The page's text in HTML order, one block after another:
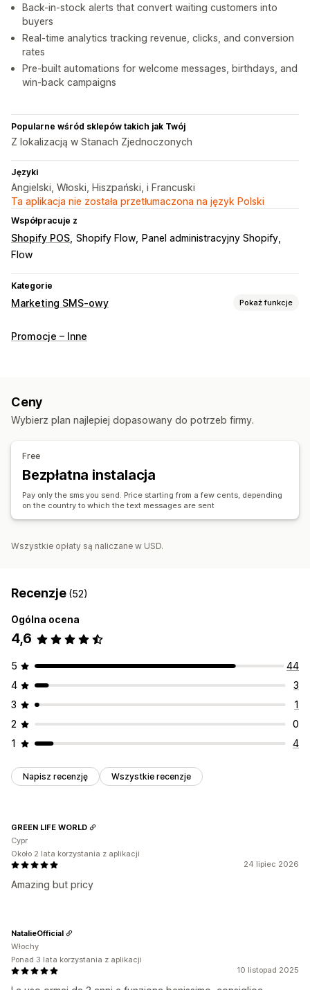
Back-in-stock alerts that convert waiting customers into
buyers
Real-time analytics tracking revenue, clicks, and conversion
rates
Pre-built automations for welcome messages, birthdays, and
win-back campaigns
Popularne wśród sklepów takich jak Twój
Z lokalizacją w Stanach Zjednoczonych
Języki
Angielski, Włoski, Hiszpański, i Francuski
Ta aplikacja nie została przetłumaczona na język Polski
Współpracuje z
Shopify POS Shopify Flow
Panel administracyjny Shopify
Flow
Kategorie
Marketing SMS-owy Pokaż funkcje
Zarządzanie kampaniami
Zaplanowane wysyłanie wiadomości
Współczynniki konwersji Analizy w czasie rzeczywistym
Automatyzacja workflow
Kody rabatowe Prośby o informację zwrotną
Potwierdzenia zamówienia Przypomnienie o płatności
Rekomendacje produktów
Śledzenie zamówień
Promocje – Inne
Ceny
Wybierz plan najlepiej dopasowany do potrzeb firmy.
Free
Bezpłatna instalacja
Pay only the sms you send. Price starting from a few cents, depending
on the country to which the text messages are sent
Wszystkie opłaty są naliczane w USD.
Recenzje (52)
Ogólna ocena
4,6
5
44
4
3
3
1
2
0
1
4
Napisz recenzję Wszystkie recenzje
24 lipiec 2026
Amazing but pricy
GREEN LIFE WORLD
Cypr
Około 2 lata korzystania z aplikacji
10 listopad 2025
NatalieOfficial
Włochy
Ponad 3 lata korzystania z aplikacji